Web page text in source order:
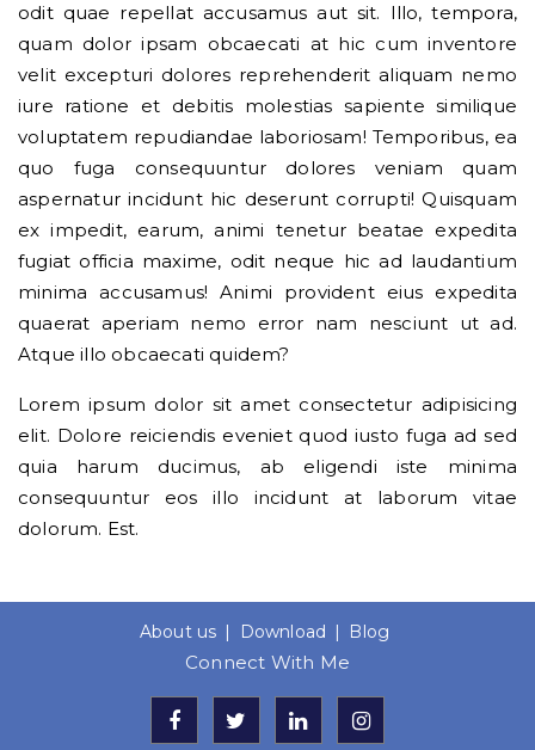
odit quae repellat accusamus aut sit. Illo, tempora,
quam dolor ipsam obcaecati at hic cum inventore
velit excepturi dolores reprehenderit aliquam nemo
iure ratione et debitis molestias sapiente similique
voluptatem repudiandae laboriosam! Temporibus, ea
quo fuga consequuntur dolores veniam quam
aspernatur incidunt hic deserunt corrupti! Quisquam
ex impedit, earum, animi tenetur beatae expedita
fugiat officia maxime, odit neque hic ad laudantium
minima accusamus! Animi provident eius expedita
quaerat aperiam nemo error nam nesciunt ut ad.
Atque illo obcaecati quidem?
Lorem ipsum dolor sit amet consectetur adipisicing
elit. Dolore reiciendis eveniet quod iusto fuga ad sed
quia harum ducimus, ab eligendi iste minima
consequuntur eos illo incidunt at laborum vitae
dolorum. Est.
About us Download Blog
Connect With Me